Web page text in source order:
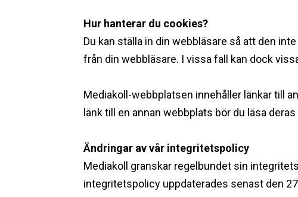
Hur hanterar du cookies? ‍
Du kan ställa in din webbläsare så att den
från din webbläsare. I vissa fall kan dock
Mediakoll-webbplatsen innehåller länkar till
länk till en annan webbplats bör du läsa
Ändringar av vår integritetspolicy
Mediakoll granskar regelbundet sin
integritetspolicy uppdaterades senast den